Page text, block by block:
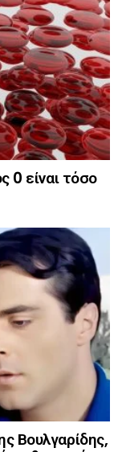
0 είναι τόσο
Βουλγαρίδης,